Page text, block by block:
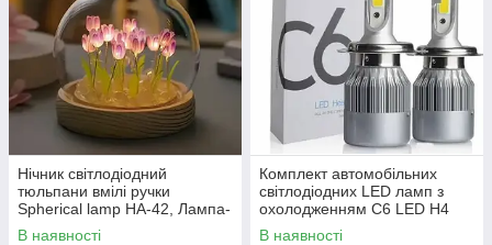
Нічник світлодіодний
тюльпани вмілі ручки
Spherical lamp HA-42, Лампа-
тюльпан DIY Нічник-тюльпан
В наявності
Комплект автомобільних
світлодіодних LED ламп з
охолодженням С6 LED H4
LED-лампи для авто 3800 Лм
В наявності